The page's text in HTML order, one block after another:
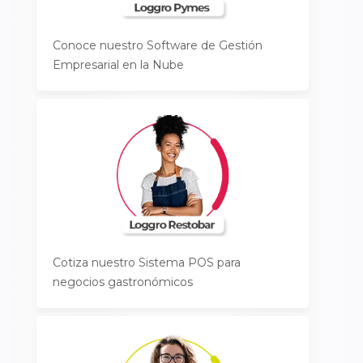
Conoce nuestro Software de Gestión
Empresarial en la Nube
Cotiza nuestro Sistema POS para
negocios gastronómicos